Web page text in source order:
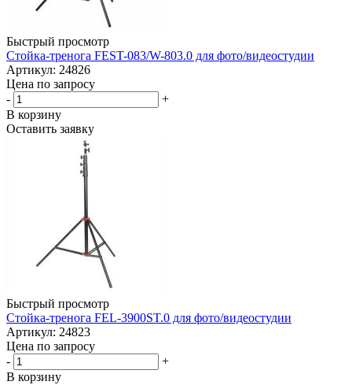
Быстрый просмотр
Стойка-тренога FEST-083/W-803.0 для фото/видеостудии
Артикул: 24826
Цена по запросу
-
+
В корзину
Оставить заявку
Быстрый просмотр
Стойка-тренога FEL-3900ST.0 для фото/видеостудии
Артикул: 24823
Цена по запросу
-
+
В корзину